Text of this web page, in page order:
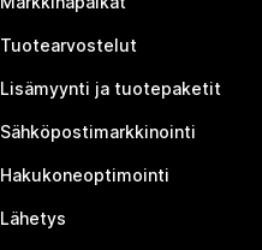
Tuotearvostelut
Lisämyynti ja tuotepaketit
Sähköpostimarkkinointi
Hakukoneoptimointi
Lähetys